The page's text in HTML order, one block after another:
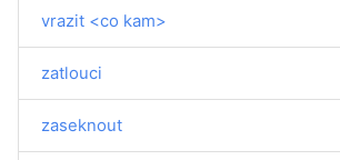
vrazit <co kam>
zatlouci
zaseknout